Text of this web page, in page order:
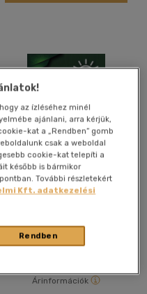
Excel tippek
Árinformációk
az ízléséhez minél
ajánlani, arra kérjük,
kat a „Rendben” gomb
csak a weboldal
cookie-kat telepíti a
később is bármikor
További részletekért
Kft. adatkezelési
Rendben